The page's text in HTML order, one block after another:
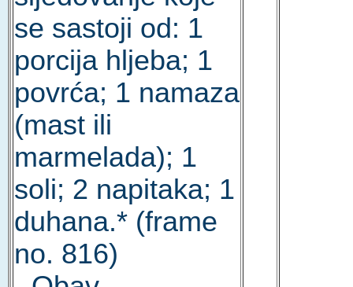
se sastoji od: 1
porcija hljeba; 1
povrća; 1 namaza
(mast ili
marmelada); 1
soli; 2 napitaka; 1
duhana.* (frame
no. 816)